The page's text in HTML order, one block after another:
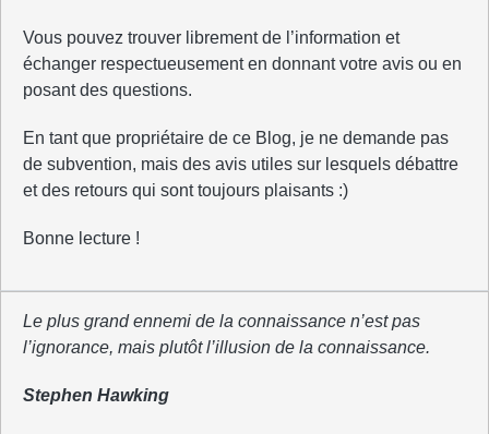
Vous pouvez trouver librement de l’information et
échanger respectueusement en donnant votre avis ou en
posant des questions.
En tant que propriétaire de ce Blog, je ne demande pas
de subvention, mais des avis utiles sur lesquels débattre
et des retours qui sont toujours plaisants :)
Bonne lecture !
Le plus grand ennemi de la connaissance n’est pas
l’ignorance, mais plutôt l’illusion de la connaissance.
Stephen Hawking